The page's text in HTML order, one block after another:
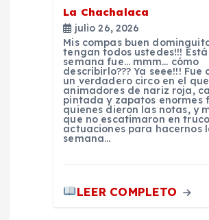
La Chachalaca
julio 26, 2026
Mis compas buen
tengan todos ustedes!!! Está
semana fue… mmm… cómo
describirlo??? Ya seee!!! Fue
un verdadero circo en el
animadores de nariz roja,
pintada y zapatos enormes
quienes dieron las notas, y
que no escatimaron en
actuaciones para hacernos
semana…
LEER COMPLETO